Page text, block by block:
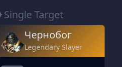
Single Target
Чернобог
Legendary Slayer